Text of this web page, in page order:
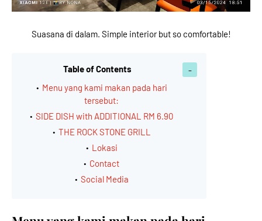
Suasana di dalam. Simple interior but so comfortable!
Table of Contents
Menu yang kami makan pada hari
tersebut:
SIDE DISH with ADDITIONAL RM 6.90
THE ROCK STONE GRILL
Lokasi
Contact
Social Media